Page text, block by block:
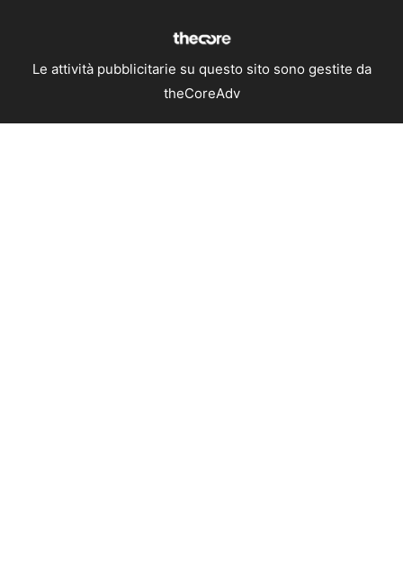
Le attività pubblicitarie su questo sito sono gestite da
theCoreAdv